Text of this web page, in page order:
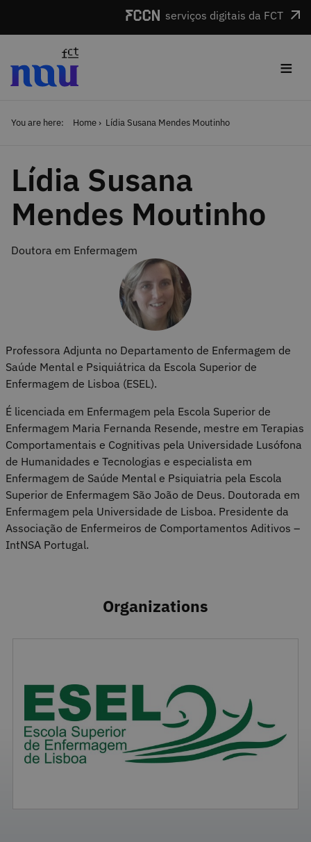
serviços digitais da FCT
≡
You are here: Home Lídia Susana Mendes Moutinho
Lídia Susana
Mendes Moutinho
Doutora em Enfermagem
Professora Adjunta no Departamento de Enfermagem de
Saúde Mental e Psiquiátrica da Escola Superior de
Enfermagem de Lisboa (ESEL).
É licenciada em Enfermagem pela Escola Superior de
Enfermagem Maria Fernanda Resende, mestre em Terapias
Comportamentais e Cognitivas pela Universidade Lusófona
de Humanidades e Tecnologias e especialista em
Enfermagem de Saúde Mental e Psiquiatria pela Escola
Superior de Enfermagem São João de Deus. Doutorada em
Enfermagem pela Universidade de Lisboa. Presidente da
Associação de Enfermeiros de Comportamentos Aditivos –
IntNSA Portugal.
Organizations